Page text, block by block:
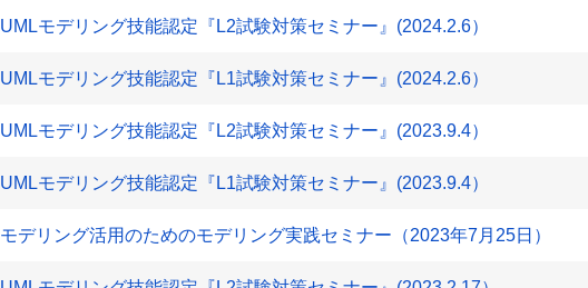
UMLモデリング技能認定『L2試験対策セミナー』(2024.2.6）
UMLモデリング技能認定『L1試験対策セミナー』(2024.2.6）
UMLモデリング技能認定『L2試験対策セミナー』(2023.9.4）
UMLモデリング技能認定『L1試験対策セミナー』(2023.9.4）
モデリング活用のためのモデリング実践セミナー（2023年7月25日）